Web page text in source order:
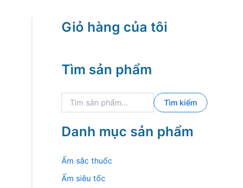
Giỏ hàng của tôi
Tìm sản phẩm
k
m
:
Tìm kiếm
Danh mục sản phẩm
Ấm sắc thuốc
Ấm siêu tốc